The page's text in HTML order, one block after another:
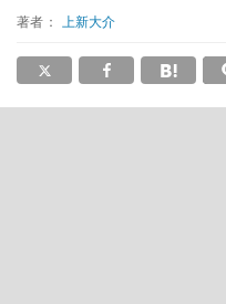
著者： 上新大介